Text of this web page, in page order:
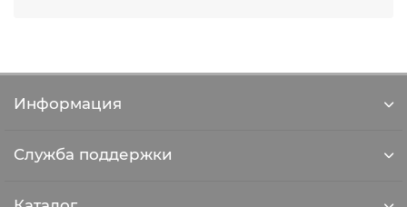
Информация
Служба поддержки